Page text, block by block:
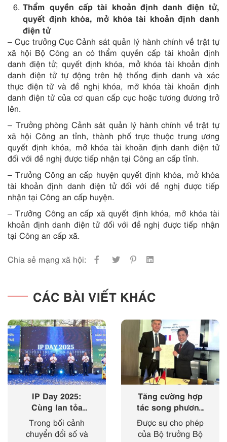
Thẩm quyền cấp tài khoản định danh điện tử,
quyết định khóa, mở khóa tài khoản định danh
điện tử
– Cục trưởng Cục Cảnh sát quản lý hành chính về trật tự
xã hội Bộ Công an có thẩm quyền cấp tài khoản định
danh điện tử; quyết định khóa, mở khóa tài khoản định
danh điện tử tự động trên hệ thống định danh và xác
thực điện tử và đề nghị khóa, mở khóa tài khoản định
danh điện tử của cơ quan cấp cục hoặc tương đương trở
lên.
– Trưởng phòng Cảnh sát quản lý hành chính về trật tự
xã hội Công an tỉnh, thành phố trực thuộc trung ương
quyết định khóa, mở khóa tài khoản định danh điện tử
đối với đề nghị được tiếp nhận tại Công an cấp tỉnh.
– Trưởng Công an cấp huyện quyết định khóa, mở khóa
tài khoản định danh điện tử đối với đề nghị được tiếp
nhận tại Công an cấp huyện.
– Trưởng Công an cấp xã quyết định khóa, mở khóa tài
khoản định danh điện tử đối với đề nghị được tiếp nhận
tại Công an cấp xã.
Chia sẻ mạng xã hội:
CÁC BÀI VIẾT KHÁC
IP Day 2025:
Cùng lan tỏa
‘nhịp điệu’ của
sở hữu trí tuệ
Trong bối cảnh
chuyển đổi số và
Tăng cường hợp
tác song phương
giữa Cục Sở hữu
trí tuệ với Viện
Được sự cho phép
của Bộ trưởng Bộ